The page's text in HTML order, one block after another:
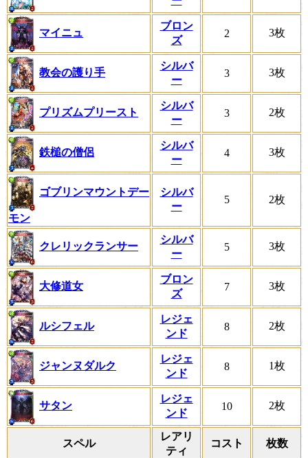
マイニュ
ブロン
ズ
2 3枚
教会の護り手
シルバ
ー
3 3枚
プリズムプリースト
シルバ
ー
3 2枚
鉄槌の僧侶
シルバ
ー
4 3枚
ゴブリンマウントデー
モン
シルバ
ー
5 2枚
クレリックランサー
シルバ
ー
5 3枚
大修道女
ブロン
ズ
7 3枚
ルシフェル
レジェ
ンド
8 2枚
ジャンヌダルク
レジェ
ンド
8 1枚
サタン
レジェ
ンド
10 2枚
スペル
レアリ
ティ
コスト 枚数